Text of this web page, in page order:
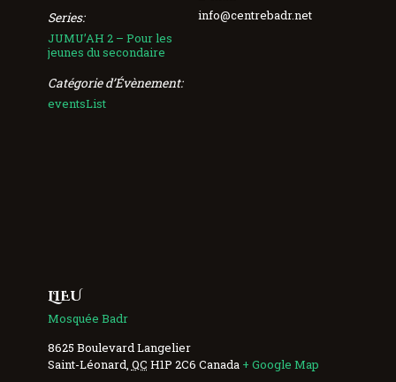
Series:
JUMU’AH 2 – Pour les
jeunes du secondaire
Catégorie d’Évènement:
eventsList
info@centrebadr.net
LIEU
Mosquée Badr
8625 Boulevard Langelier
Saint-Léonard, QC H1P 2C6 Canada + Google Map